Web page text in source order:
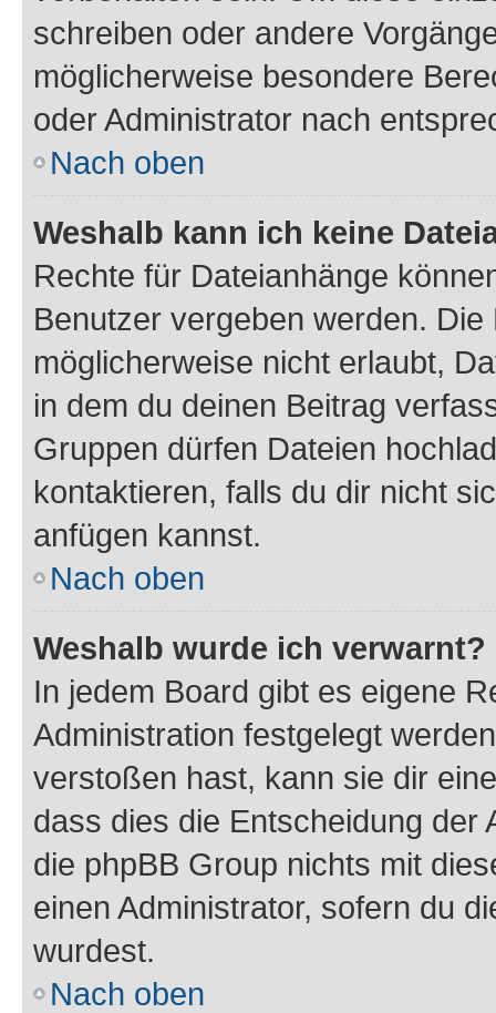
schreiben oder andere
möglicherweise besondere
oder Administrator nach
Nach oben
Weshalb kann ich keine
Rechte für Dateianhänge
Benutzer vergeben werden.
möglicherweise nicht erlaubt,
in dem du deinen Beitrag
Gruppen dürfen Dateien
kontaktieren, falls du dir nicht
anfügen kannst.
Nach oben
Weshalb wurde ich verwarnt?
In jedem Board gibt es eigene
Administration festgelegt
verstoßen hast, kann sie dir
dass dies die Entscheidung der
die phpBB Group nichts mit
einen Administrator, sofern du
wurdest.
Nach oben